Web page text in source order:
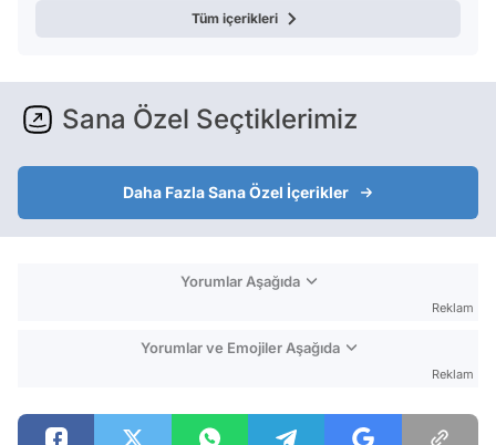
Tüm içerikleri
Sana Özel Seçtiklerimiz
Daha Fazla Sana Özel İçerikler
Yorumlar Aşağıda
Reklam
Yorumlar ve Emojiler Aşağıda
Reklam